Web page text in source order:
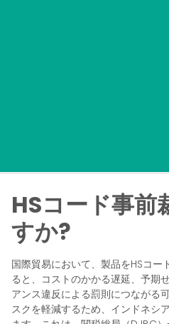
HSコード事前
すか?
国際貿易において、製品をHSコー
ると、コストのかかる遅延、予期
アンス違反による罰則につながる
スクを軽減するため、インドネシ